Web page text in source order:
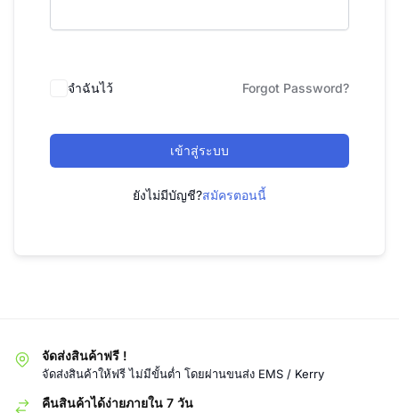
จำฉันไว้ Forgot Password?
เข้าสู่ระบบ
ยังไม่มีบัญชี?สมัครตอนนี้
จัดส่งสินค้าฟรี !
จัดส่งสินค้าให้ฟรี ไม่มีขั้นต่ำ โดยผ่านขนส่ง EMS / Kerry
คืนสินค้าได้ง่ายภายใน 7 วัน